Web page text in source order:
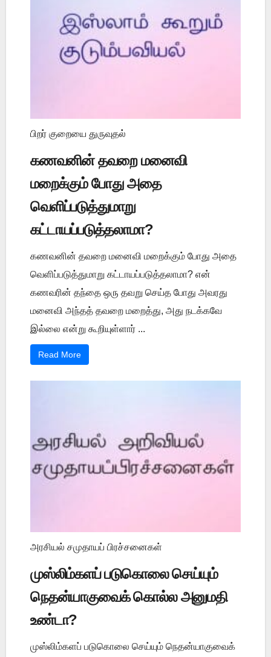
பிறர் குறையை துருவுதல்
கணவனின் தவறை மனைவி
மறைக்கும் போது அதை
வெளிப்படுத்துமாறு
கட்டாயப்படுத்தலாமா?
கணவனின் தவறை மனைவி மறைக்கும் போது அதை
வெளிப்படுத்துமாறு கட்டாயப்படுத்தலாமா? என்
கணவரின் தந்தை ஒரு தவறு செய்த போது அவரது
மனைவி அந்தத் தவறை மறைத்து, அது நடக்கவே
இல்லை என்று கூறியுள்ளார் ...
Read More
அரசியல் சமுதாயப் பிரச்சனைகள்
முஸ்லிம்களப் படுகொலை செய்யும்
நெதன்யாகுவைக் கொல்ல அனுமதி
உண்டா?
முஸ்லிம்களப் படுகொலை செய்யும் நெதன்யாகுவைக்